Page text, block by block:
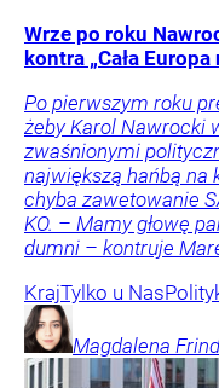
Wrze po roku
kontra „Cała
Po pierwszym roku
żeby Karol Nawrocki
zwaśnionymi
największą hańbą na
chyba zawetowanie
KO. – Mamy głowę
dumni – kontruje
KrajTylko u Nas
Magdalena